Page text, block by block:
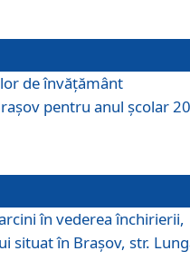
de învăţământ
pentru anul şcolar
în vederea închirierii,
situat în Braşov, str.